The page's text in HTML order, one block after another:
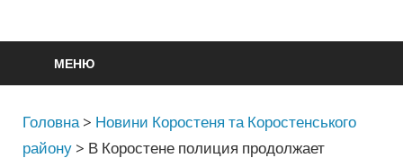
МЕНЮ
Головна > Новини Коростеня та Коростенського
району > В Коростене полиция продолжает